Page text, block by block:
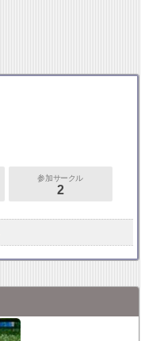
参加サークル
2